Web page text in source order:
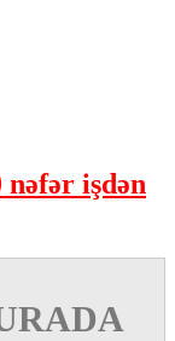
nəfər işdən